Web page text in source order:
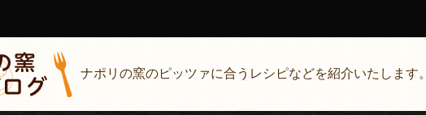
ナポリの窯のピッツァに合うレシピなどを紹介いたします。